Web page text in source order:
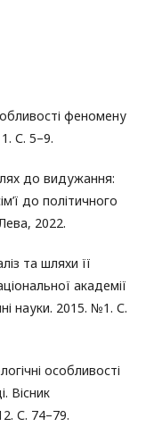
феномену
С. 5–9.
до видужання:
до політичного
2022.
та шляхи її
академії
науки. 2015. №1. С.
особливості
Вісник
С. 74–79.